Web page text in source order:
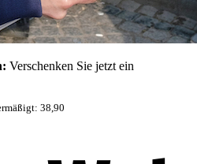
Verschenken Sie jetzt ein
38,90